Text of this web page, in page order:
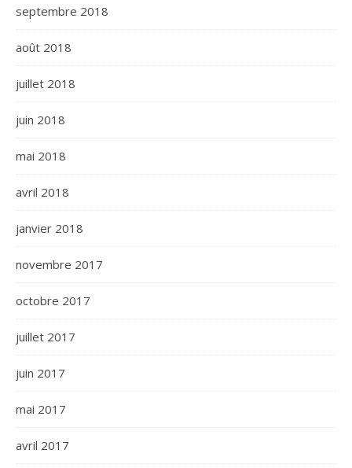
septembre 2018
août 2018
juillet 2018
juin 2018
mai 2018
avril 2018
janvier 2018
novembre 2017
octobre 2017
juillet 2017
juin 2017
mai 2017
avril 2017